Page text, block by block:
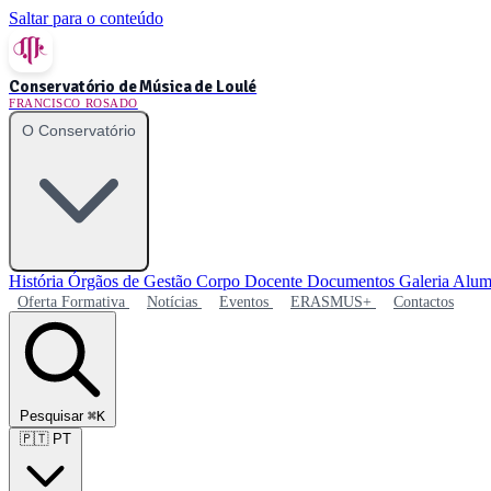
Saltar para o conteúdo
Conservatório de Música de Loulé
FRANCISCO ROSADO
O Conservatório
História Órgãos de Gestão Corpo Docente Documentos Galeria
Oferta Formativa Notícias Eventos ERASMUS+ Contactos
Pesquisar ⌘K
🇵🇹 PT